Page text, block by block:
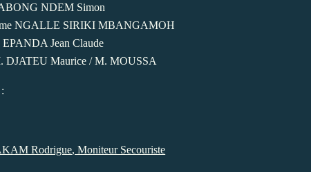
NDEM Simon
SIRIKI MBANGAMOH
Jean Claude
/ M. MOUSSA
:
Rodrigue, Moniteur Secouriste